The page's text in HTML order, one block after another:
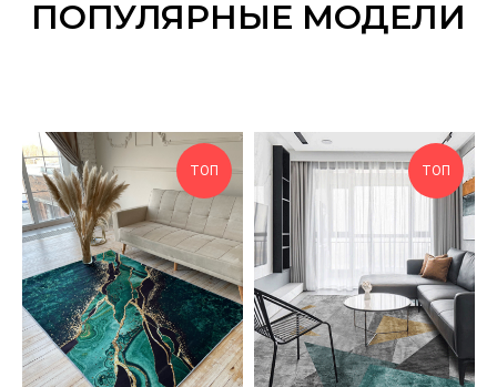
ПОПУЛЯРНЫЕ МОДЕЛИ
ТОП ТОП